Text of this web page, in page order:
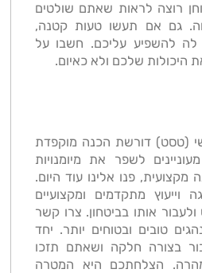
רוצה לראות שאתם שולטים
גם אם תעשו טעות קטנה,
לה להשפיע עליכם. חשבו על
היכולות שלכם ולא כאיום.
(טסט) דורשת הכנה מוקפדת
לשפר את מיומנויות
פנו אלינו עוד היום.
וייעוץ מתקדמים ומקצועיים
אותו בביטחון. צרו קשר
טובים ובטוחים יותר. יחד
בצורה חלקה ושאתם תזכו
הצלחתכם היא המטרה